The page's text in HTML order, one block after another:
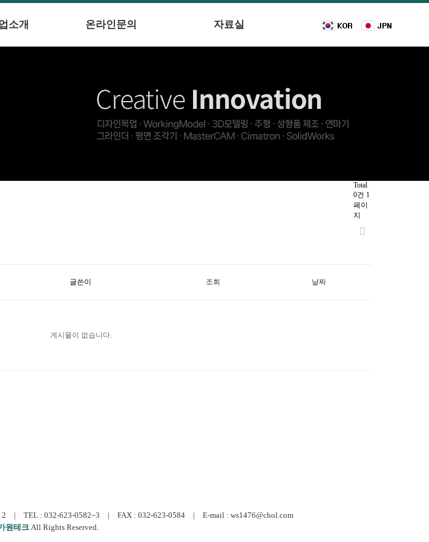
소개 온라인문의 자료실
Total
0건 1
페이
지
글쓴이 조회 날짜
게시물이 없습니다.
2 | TEL : 032-623-0582~3 | FAX : 032-623-0584 | E-mail : ws1476@chol.com
원테크 All Rights Reserved.